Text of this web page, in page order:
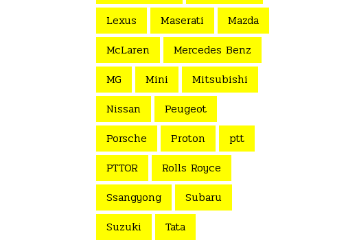
Lexus
Maserati
Mazda
McLaren
Mercedes Benz
MG
Mini
Mitsubishi
Nissan
Peugeot
Porsche
Proton
ptt
PTTOR
Rolls Royce
Ssangyong
Subaru
Suzuki
Tata